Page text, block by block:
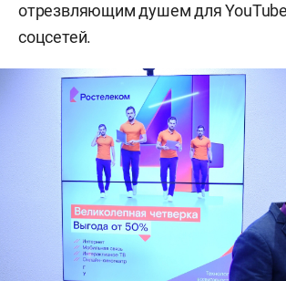
отрезвляющим душем для YouTube
соцсетей.